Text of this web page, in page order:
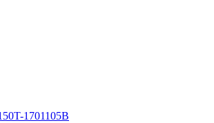
1701105B